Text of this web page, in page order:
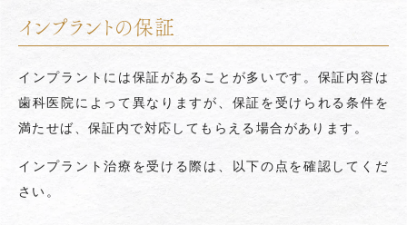
インプラントの保証
インプラントには保証があることが多いです。保証内容は
歯科医院によって異なりますが、保証を受けられる条件を
満たせば、保証内で対応してもらえる場合があります。
インプラント治療を受ける際は、以下の点を確認してくだ
さい。